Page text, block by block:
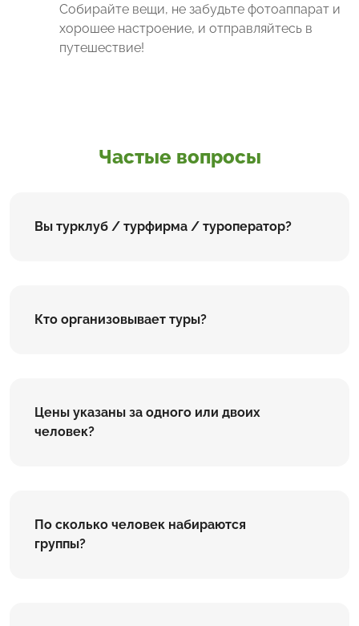
Собирайте вещи, не забудьте фотоаппарат и
хорошее настроение, и отправляйтесь в
путешествие!
Частые вопросы
Вы турклуб / турфирма / туроператор?
Кто организовывает туры?
Цены указаны за одного или двоих
человек?
По сколько человек набираются
группы?